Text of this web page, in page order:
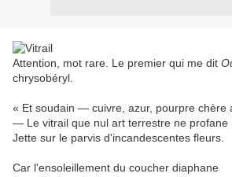
Attention, mot rare. Le premier qui me dit
chrysobéryl.
« Et soudain — cuivre, azur, pourpre chère
— Le vitrail que nul art terrestre ne profane
Jette sur le parvis d'incandescentes fleurs.
Car l'ensoleillement du coucher diaphane